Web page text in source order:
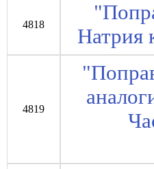
4818
Натрия
4819